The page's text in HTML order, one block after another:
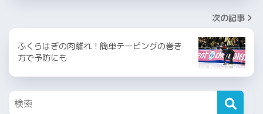
次の記事
ふくらはぎの肉離れ！簡単テーピングの巻き
方で予防にも